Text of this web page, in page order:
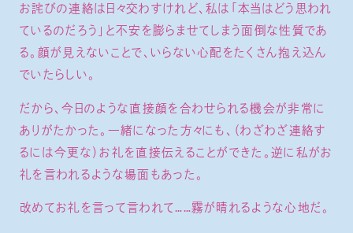
お詫びの連絡は日々交わすけれど、私は「本当はどう思われ
ているのだろう」と不安を膨らませてしまう面倒な性質であ
る。顔が見えないことで、いらない心配をたくさん抱え込ん
でいたらしい。
だから、今日のような直接顔を合わせられる機会が非常に
ありがたかった。一緒になった方々にも、（わざわざ連絡す
るには今更な）お礼を直接伝えることができた。逆に私がお
礼を言われるような場面もあった。
改めてお礼を言って言われて……霧が晴れるような心地だ。